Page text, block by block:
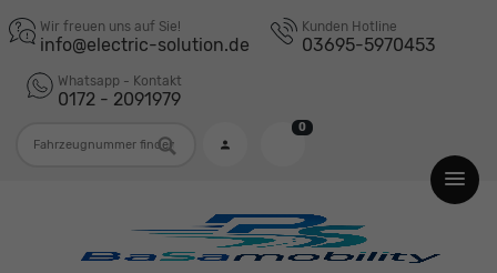
Wir freuen uns auf Sie!
info@electric-solution.de
Kunden Hotline
03695-5970453
Whatsapp - Kontakt
0172 - 2091979
0